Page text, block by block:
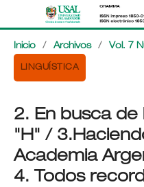
Inicio / Archivos / Vol. 7
LINGUÍSTICA
2. En busca de
"H" /
Academia
4. Todos